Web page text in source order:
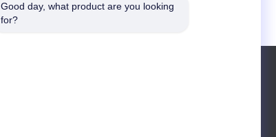
Good day, what product are you looking
for?